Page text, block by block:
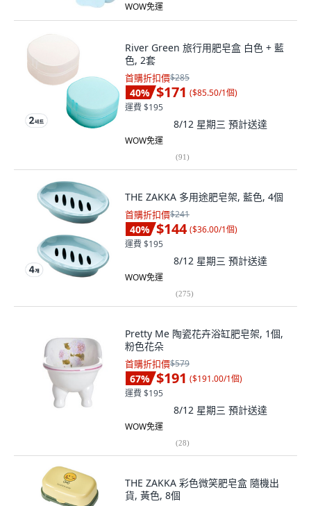
WOW免運
River Green 旅行用肥皂盒 白色 + 藍
色, 2套
首購折扣價$285
40% $171 ($85.50/1個)
運費 $195
8/12 星期三 預計送達
WOW免運
(91)
THE ZAKKA 多用途肥皂架, 藍色, 4個
首購折扣價$241
40% $144 ($36.00/1個)
運費 $195
8/12 星期三 預計送達
WOW免運
(275)
Pretty Me 陶瓷花卉浴缸肥皂架, 1個,
粉色花朵
首購折扣價$579
67% $191 ($191.00/1個)
運費 $195
8/12 星期三 預計送達
WOW免運
(28)
THE ZAKKA 彩色微笑肥皂盒 隨機出
貨, 黃色, 8個